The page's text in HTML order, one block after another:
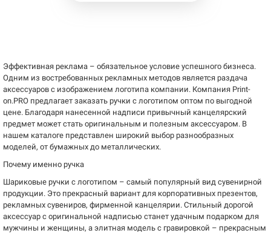
Эффективная реклама – обязательное условие успешного бизнеса.
Одним из востребованных рекламных методов является раздача
аксессуаров с изображением логотипа компании. Компания Print-
on.PRO предлагает заказать ручки с логотипом оптом по выгодной
цене. Благодаря нанесенной надписи привычный канцелярский
предмет может стать оригинальным и полезным аксессуаром. В
нашем каталоге представлен широкий выбор разнообразных
моделей, от бумажных до металлических.
Почему именно ручка
Шариковые ручки с логотипом – самый популярный вид сувенирной
продукции. Это прекрасный вариант для корпоративных презентов,
рекламных сувениров, фирменной канцелярии. Стильный дорогой
аксессуар с оригинальной надписью станет удачным подарком для
мужчины и женщины, а элитная модель с гравировкой – прекрасным